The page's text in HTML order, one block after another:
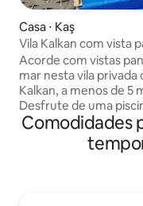
Casa ⋅ Kaş
Vila Kalkan com vista
de borda infinita
Acorde com vistas
mar nesta vila privada
Kalkan, a menos de 5
Desfrute de uma
infinita isolada de 10
banhos de sol,
qualidade, refeições
Comodidades